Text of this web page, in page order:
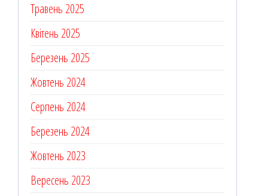
Травень 2025
Квітень 2025
Березень 2025
Жовтень 2024
Серпень 2024
Березень 2024
Жовтень 2023
Вересень 2023